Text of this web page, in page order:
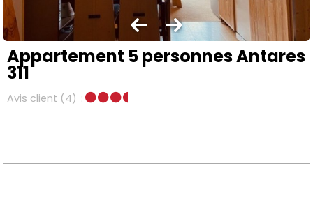
Appartement 5 personnes Antares
311
Avis client (4)